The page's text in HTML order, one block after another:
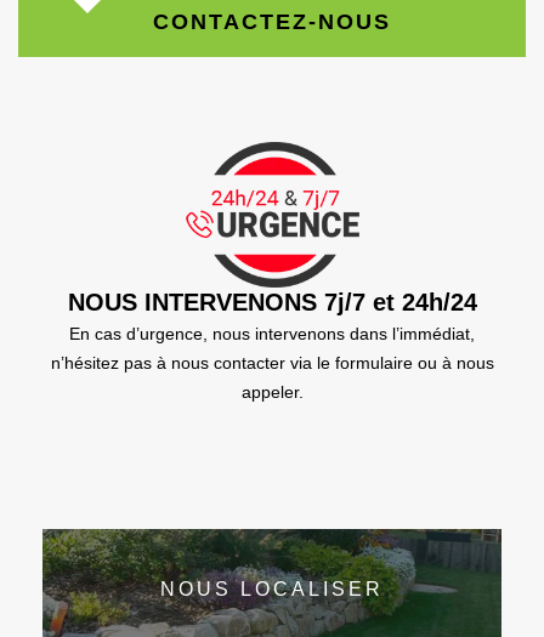
CONTACTEZ-NOUS
NOUS INTERVENONS 7j/7 et 24h/24
En cas d’urgence, nous intervenons dans l’immédiat,
n’hésitez pas à nous contacter via le formulaire ou à nous
appeler.
NOUS LOCALISER